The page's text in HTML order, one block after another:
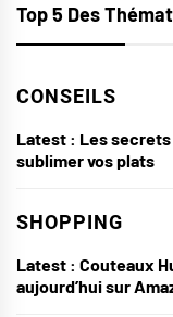
Top 5 Des
CONSEILS
Latest : Les
sublimer vos plats
SHOPPING
Latest : Couteaux
aujourd’hui sur